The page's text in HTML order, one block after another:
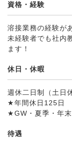
資格・経験
溶接業務の経験が
未経験者でも社内
ます！
休日・休暇
週休二日制（土日
★年間休日125日
★GW・夏季・年
待遇